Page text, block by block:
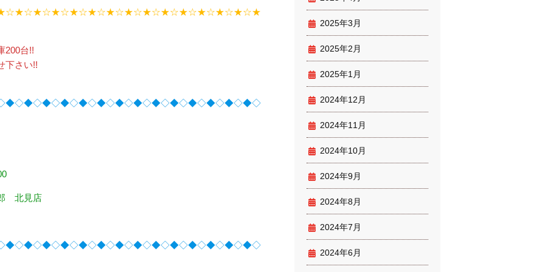
200台!!
下さい!!
北見店
2025年3月
2025年2月
2025年1月
2024年12月
2024年11月
2024年10月
2024年9月
2024年8月
2024年7月
2024年6月